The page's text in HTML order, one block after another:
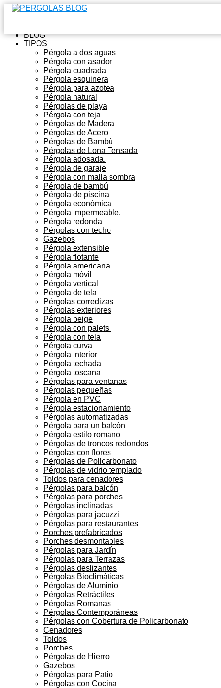
BLOG
TIPOS
Pérgola a dos aguas
Pérgola con asador
Pérgola cuadrada
Pérgola esquinera
Pérgola para azotea
Pérgola natural
Pérgolas de playa
Pérgola con teja
Pérgolas de Madera
Pérgolas de Acero
Pérgolas de Bambú
Pérgolas de Lona Tensada
Pérgola adosada.
Pérgola de garaje
Pérgola con malla sombra
Pérgola de bambú
Pérgola de piscina
Pérgola económica
Pérgola impermeable.
Pérgola redonda
Pérgolas con techo
Gazebos
Pérgola extensible
Pérgola flotante
Pérgola americana
Pérgola móvil
Pérgola vertical
Pérgola de tela
Pérgolas corredizas
Pérgolas exteriores
Pérgola beige
Pérgola con palets.
Pérgola con tela
Pérgola curva
Pérgola interior
Pérgola techada
Pérgola toscana
Pérgolas para ventanas
Pérgolas pequeñas
Pérgola en PVC
Pérgola estacionamiento
Pérgolas automatizadas
Pérgola para un balcón
Pérgola estilo romano
Pérgolas de troncos redondos
Pérgolas con flores
Pérgolas de Policarbonato
Pérgolas de vidrio templado
Toldos para cenadores
Pérgolas para balcón
Pérgolas para porches
Pérgolas inclinadas
Pérgolas para jacuzzi
Pérgolas para restaurantes
Porches prefabricados
Porches desmontables
Pérgolas para Jardín
Pérgolas para Terrazas
Pérgolas deslizantes
Pérgolas Bioclimáticas
Pérgolas de Aluminio
Pérgolas Retráctiles
Pérgolas Romanas
Pérgolas Contemporáneas
Pérgolas con Cobertura de Policarbonato
Cenadores
Toldos
Porches
Pérgolas de Hierro
Gazebos
Pérgolas para Patio
Pérgolas con Cocina